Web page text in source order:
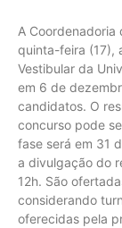
A Coordenadoria
quinta-feira (17),
Vestibular da
em 6 de
candidatos. O
concurso pode
fase será em 31
a divulgação do
12h. São
considerando
oferecidas pela